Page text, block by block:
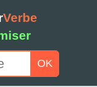
Verbe
OK